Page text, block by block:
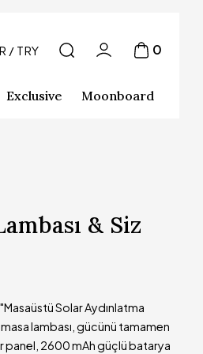
Exclusive Moonboard
TRY 0
& Siz
"Masaüstü Solar Aydınlatma
lambası, gücünü tamamen
panel, 2600 mAh güçlü batarya